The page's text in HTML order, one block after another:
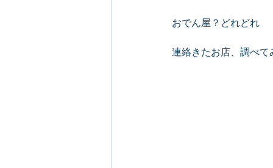
おでん屋？どれどれ
連絡きたお店、調べ